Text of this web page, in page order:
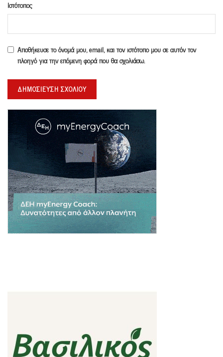
Ιστότοπος
Αποθήκευσε το όνομά μου, email, και τον ιστότοπο μου σε αυτόν τον
πλοηγό για την επόμενη φορά που θα σχολιάσω.